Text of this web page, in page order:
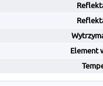
Element